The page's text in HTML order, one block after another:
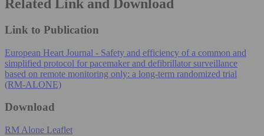
Related Link and Download
Link to Publication
European Heart Journal - Safety and efficiency of a common and
simplified protocol for pacemaker and defibrillator surveillance
based on remote monitoring only: a long-term randomized trial
(RM-ALONE)
Download
RM Alone Leaflet